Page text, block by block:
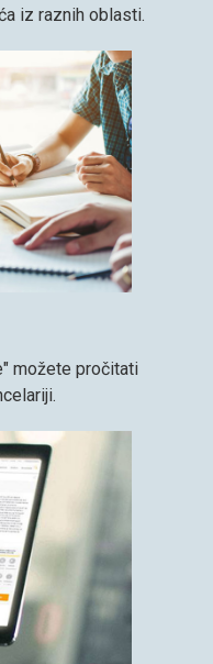
iz raznih oblasti.
možete pročitati